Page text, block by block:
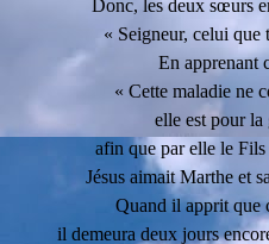
Donc, les deux sœurs
« Seigneur, celui que
En apprenant
« Cette maladie ne
elle est pour
afin que par elle le
Jésus aimait Marthe et
Quand il apprit que
il demeura deux jours